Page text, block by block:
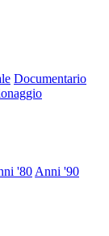
Documentario
'80 Anni '90